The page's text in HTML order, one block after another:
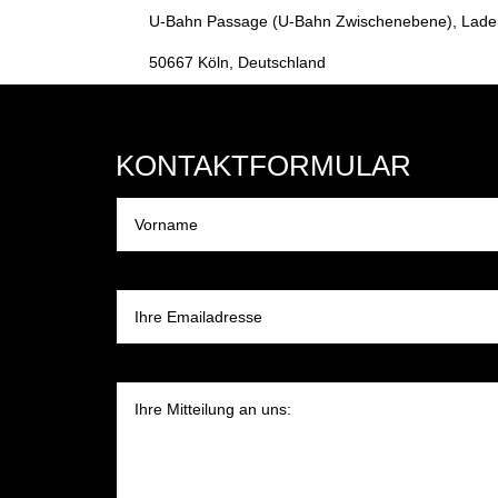
U-Bahn Passage (U-Bahn Zwischenebene),
50667 Köln, Deutschland
KONTAKTFORMULAR